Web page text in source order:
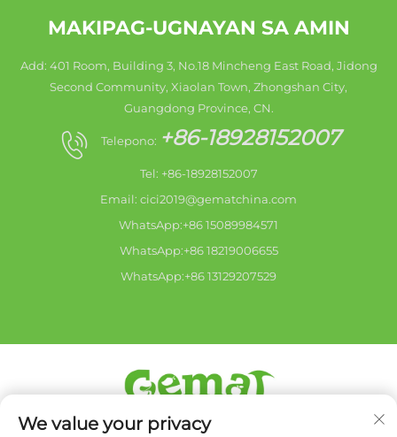
MAKIPAG-UGNAYAN SA AMIN
Add: 401 Room, Building 3, No.18 Mincheng East Road, Jidong
Second Community, Xiaolan Town, Zhongshan City,
Guangdong Province, CN.
Telepono: +86-18928152007
Tel: +86-18928152007
Email: cici2019@gematchina.com
WhatsApp:+86 15089984571
WhatsApp:+86 18219006655
WhatsApp:+86 13129207529
Copyright © 2026 Zhongshan city HaiShang Electric
We value your privacy